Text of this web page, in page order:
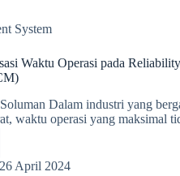
System
Waktu Operasi pada
Dalam industri yang
waktu operasi yang maksimal
26 April 2024